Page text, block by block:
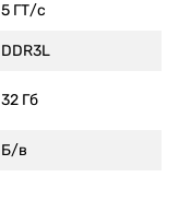
5 ГТ/с
DDR3L
32 Гб
Б/в